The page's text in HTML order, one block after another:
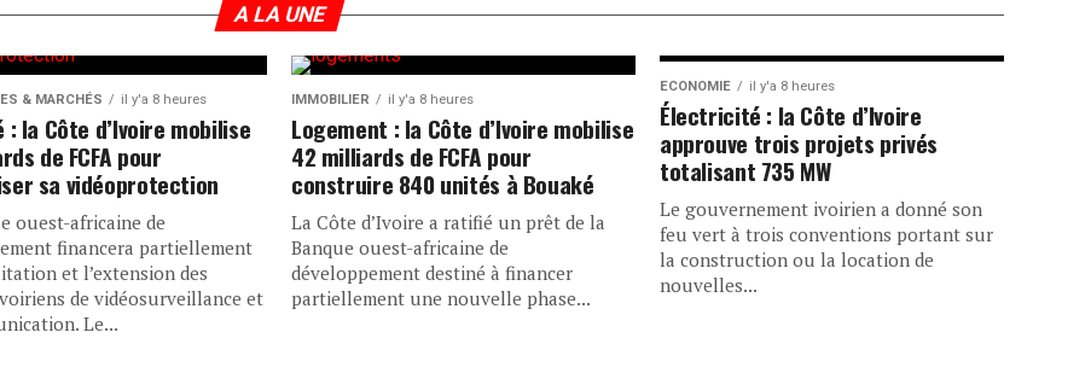
340
pour
les
A LA UNE
& MARCHÉS il y'a 8 heures
la Côte d’Ivoire mobilise
de FCFA pour
sa vidéoprotection
ouest-africaine de
financera partiellement
et l’extension des
de vidéosurveillance et
Le...
IMMOBILIER il y'a 8 heures
Logement : la Côte d’Ivoire mobilise
42 milliards de FCFA pour
construire 840 unités à Bouaké
La Côte d’Ivoire a ratifié un prêt de la
Banque ouest-africaine de
développement destiné à financer
partiellement une nouvelle phase...
ECONOMIE il y'a 8 heures
Électricité : la Côte d’Ivoire
approuve trois projets privés
totalisant 735 MW
Le gouvernement ivoirien a donné son
feu vert à trois conventions portant sur
la construction ou la location de
nouvelles...